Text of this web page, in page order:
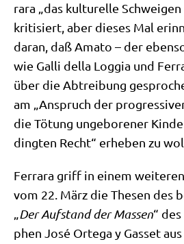
ra­ra „das kul­tu­rel­le
kri­ti­siert, aber die­ses Mal
dar­an, daß Ama­to – der
wie Gal­li del­la Log­gia und
über die Abtrei­bung
am „Anspruch der
die Tötung unge­bo­re­ner
ding­ten Recht“ erhe­ben zu
Fer­ra­ra griff in einem
vom 22. März die The­sen des
„Der Auf­stand der Mas­sen“
phen José Orte­ga y Gas­set